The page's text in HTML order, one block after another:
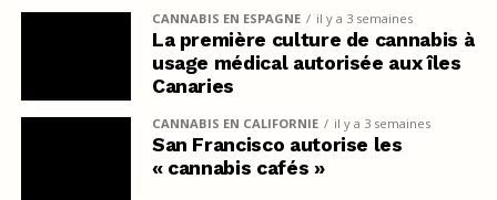
CANNABIS EN ESPAGNE il y a 3 semaines
La première culture de cannabis à
usage médical autorisée aux îles
Canaries
CANNABIS EN CALIFORNIE il y a 3 semaines
San Francisco autorise les
« cannabis cafés »